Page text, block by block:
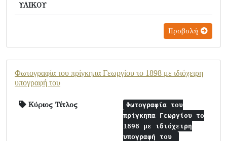
ΥΛΙΚΟΥ
Προβολή
Φωτογραφία του πρίγκηπα Γεωργίου το 1898 με ιδιόχειρη
υπογραφή του
Κύριος Τίτλος
Φωτογραφία του
πρίγκηπα Γεωργίου το
1898 με ιδιόχειρη
υπογραφή του